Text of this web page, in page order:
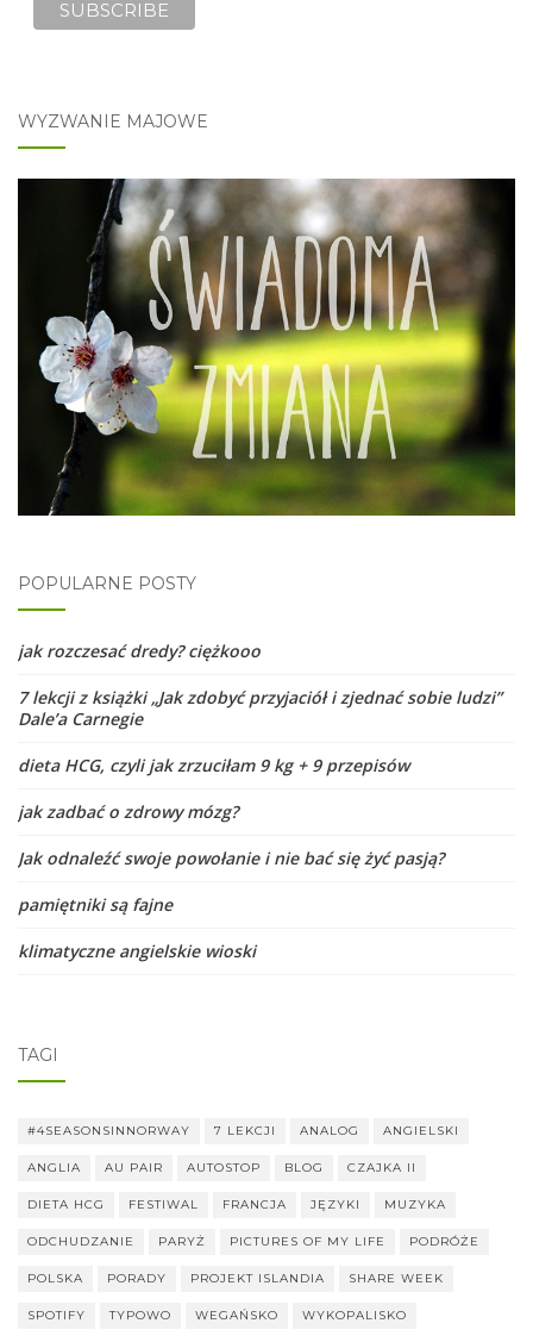
WYZWANIE MAJOWE
POPULARNE POSTY
jak rozczesać dredy? ciężkooo
7 lekcji z książki „Jak zdobyć przyjaciół i zjednać sobie ludzi”
Dale’a Carnegie
dieta HCG, czyli jak zrzuciłam 9 kg + 9 przepisów
jak zadbać o zdrowy mózg?
Jak odnaleźć swoje powołanie i nie bać się żyć pasją?
pamiętniki są fajne
klimatyczne angielskie wioski
TAGI
#4SEASONSINNORWAY 7 LEKCJI ANALOG ANGIELSKI
ANGLIA AU PAIR AUTOSTOP BLOG CZAJKA II
DIETA HCG FESTIWAL FRANCJA JĘZYKI MUZYKA
ODCHUDZANIE PARYŻ PICTURES OF MY LIFE PODRÓŻE
POLSKA PORADY PROJEKT ISLANDIA SHARE WEEK
SPOTIFY TYPOWO WEGAŃSKO WYKOPALISKO